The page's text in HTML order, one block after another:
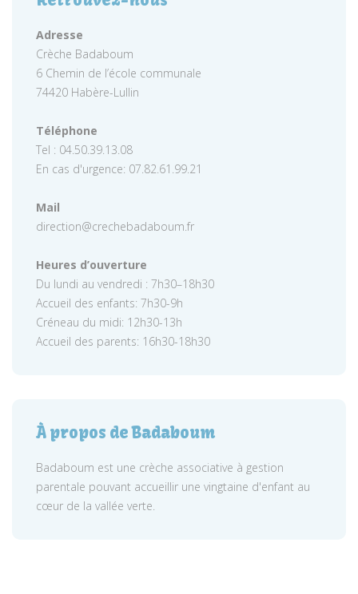
Adresse
Crèche Badaboum
6 Chemin de l’école communale
74420 Habère-Lullin
Téléphone
Tel : 04.50.39.13.08
En cas d'urgence: 07.82.61.99.21
Mail
direction@crechebadaboum.fr
Heures d’ouverture
Du lundi au vendredi : 7h30–18h30
Accueil des enfants: 7h30-9h
Créneau du midi: 12h30-13h
Accueil des parents: 16h30-18h30
À propos de Badaboum
Badaboum est une crèche associative à gestion
parentale pouvant accueillir une vingtaine d'enfant au
cœur de la vallée verte.